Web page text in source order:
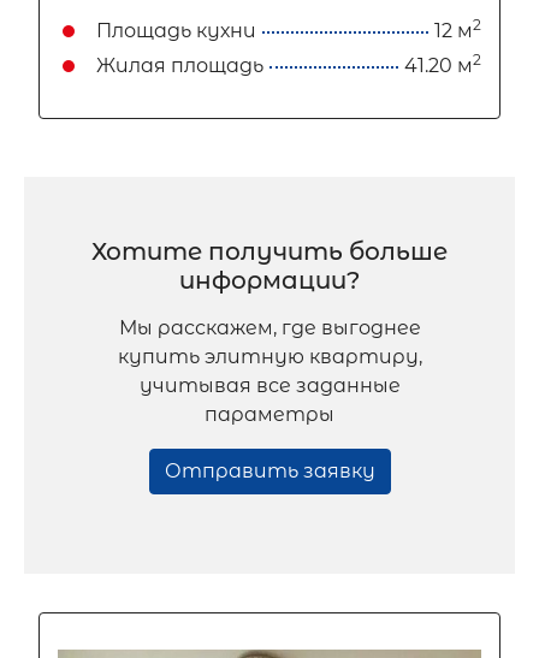
Площадь кухни 12 м2
Жилая площадь 41.20 м2
Хотите получить больше
информации?
Мы расскажем, где выгоднее
купить элитную квартиру,
учитывая все заданные
параметры
Отправить заявку